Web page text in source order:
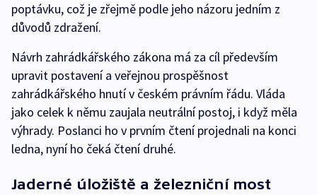
poptávku, což je zřejmě podle jeho názoru jedním z
důvodů zdražení.
Návrh zahrádkářského zákona má za cíl především
upravit postavení a veřejnou prospěšnost
zahrádkářského hnutí v českém právním řádu. Vláda
jako celek k němu zaujala neutrální postoj, i když měla
výhrady. Poslanci ho v prvním čtení projednali na konci
ledna, nyní ho čeká čtení druhé.
Jaderné úložiště a železniční most